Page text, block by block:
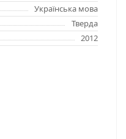
Українська мова
Тверда
2012